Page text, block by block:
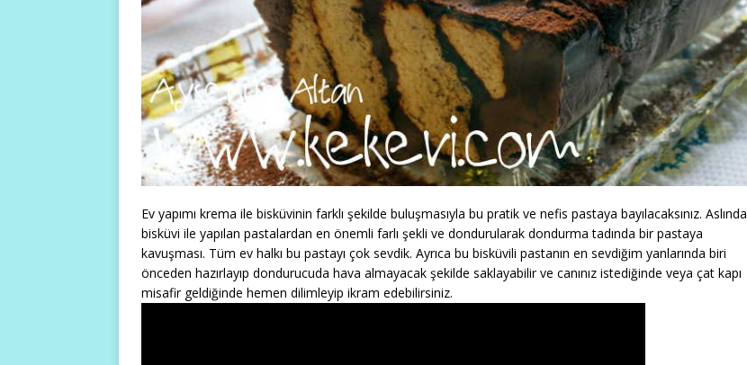
Ev yapımı krema ile bisküvinin farklı şekilde buluşmasıyla bu pratik ve nefis pastaya bayılacaksınız. Aslında
bisküvi ile yapılan pastalardan en önemli farlı şekli ve dondurularak dondurma tadında bir pastaya
kavuşması. Tüm ev halkı bu pastayı çok sevdik. Ayrıca bu bisküvili pastanın en sevdiğim yanlarında biri
önceden hazırlayıp dondurucuda hava almayacak şekilde saklayabilir ve canınız istediğinde veya çat kapı
misafir geldiğinde hemen dilimleyip ikram edebilirsiniz.